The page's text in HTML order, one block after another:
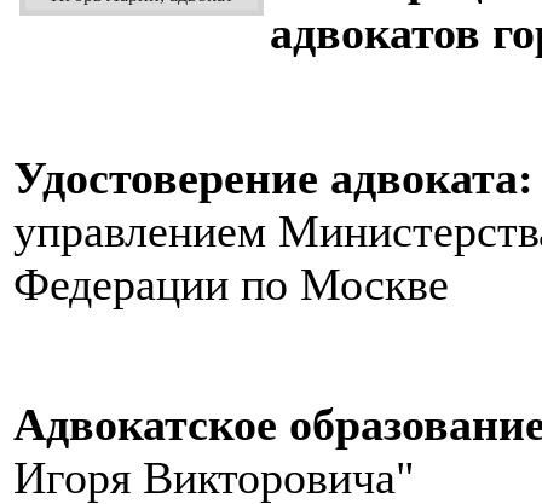
адвокатов
Удостоверение адвоката:
управлением
Федерации по Москве
Адвокатское
Игоря Викторовича"